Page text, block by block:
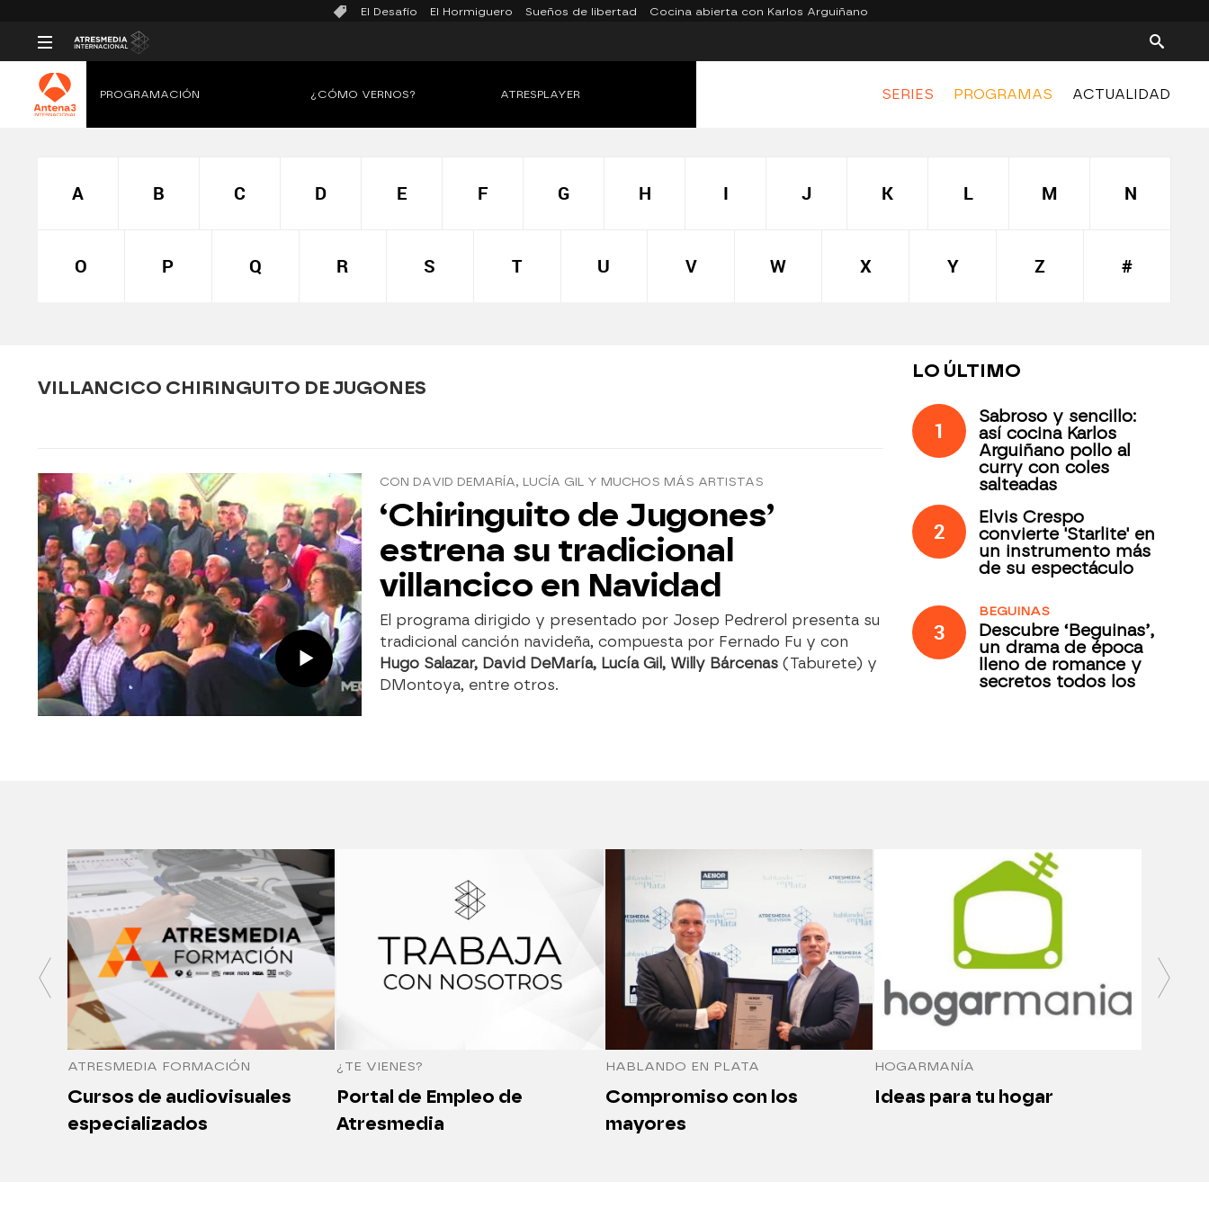
El Desafío El Hormiguero Sueños de libertad Cocina abierta con Karlos Arguiñano
SERIES PROGRAMAS ACTUALIDAD
PROGRAMACIÓN ¿CÓMO VERNOS? ATRESPLAYER
A B C D E F G H I J K L M N
O P Q R S T U V W X Y Z #
VILLANCICO CHIRINGUITO DE JUGONES
CON DAVID DEMARÍA, LUCÍA GIL Y MUCHOS MÁS ARTISTAS
‘Chiringuito de Jugones’
estrena su tradicional
villancico en Navidad
El programa dirigido y presentado por Josep Pedrerol presenta su
tradicional canción navideña, compuesta por Fernado Fu y con
Hugo Salazar, David DeMaría, Lucía Gil, Willy Bárcenas (Taburete) y
DMontoya, entre otros.
LO ÚLTIMO
1
Sabroso y sencillo:
así cocina Karlos
Arguiñano pollo al
curry con coles
salteadas
2
Elvis Crespo
convierte 'Starlite' en
un instrumento más
de su espectáculo
3
BEGUINAS
Descubre ‘Beguinas’,
un drama de época
lleno de romance y
secretos todos los
ATRESMEDIA FORMACIÓN
Cursos de audiovisuales
especializados
¿TE VIENES?
Portal de Empleo de
Atresmedia
HABLANDO EN PLATA
Compromiso con los
mayores
HOGARMANÍA
Ideas para tu hogar